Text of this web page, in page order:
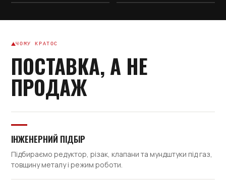
ЧОМУ КРАТОС
ПОСТАВКА, А НЕ
ПРОДАЖ
ІНЖЕНЕРНИЙ ПІДБІР
Підбираємо редуктор, різак, клапани та мундштуки під газ,
товщину металу і режим роботи.